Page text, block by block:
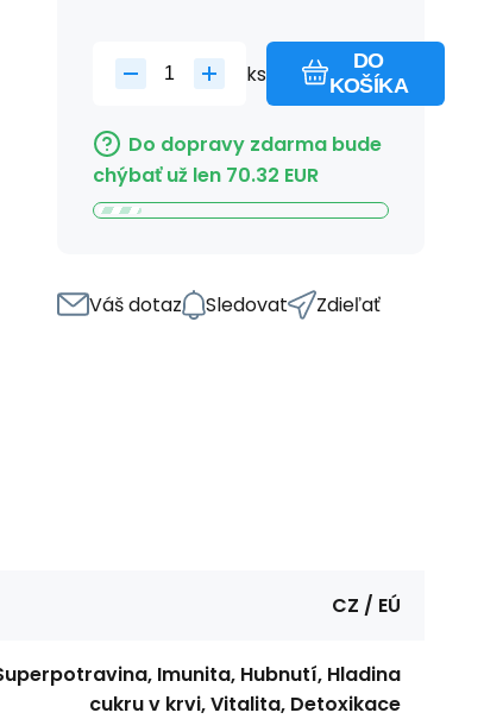
ks
DO
KOŠÍKA
Do dopravy zdarma bude
chýbať už len 70.32 EUR
Váš dotaz Sledovat Zdieľať
CZ / EÚ
Imunita, Hubnutí, Hladina
cukru v krvi, Vitalita, Detoxikace